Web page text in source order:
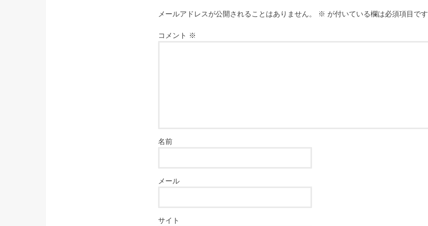
メールアドレスが公開されることはありません。 ※ が付いている欄は必須項目です
コメント ※
名前
メール
サイト